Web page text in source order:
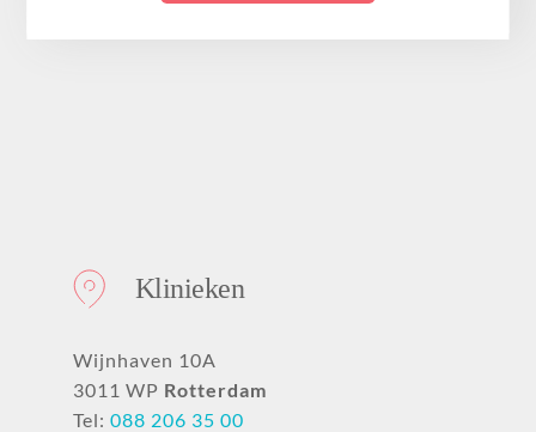
Klinieken
Wijnhaven 10A
3011 WP Rotterdam
Tel: 088 206 35 00